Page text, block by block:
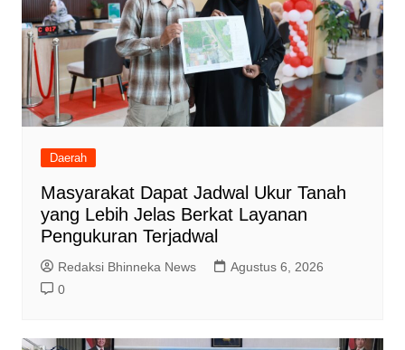
Daerah
Masyarakat Dapat Jadwal Ukur Tanah
yang Lebih Jelas Berkat Layanan
Pengukuran Terjadwal
Redaksi Bhinneka News
Agustus 6, 2026
0